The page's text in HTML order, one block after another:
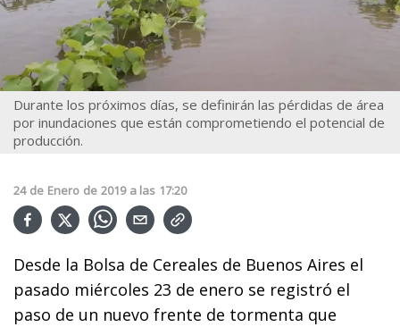
Durante los próximos días, se definirán las pérdidas de área
por inundaciones que están comprometiendo el potencial de
producción.
24 de Enero de 2019 a las 17:20
Desde la Bolsa de Cereales de Buenos Aires el
pasado miércoles 23 de enero se registró el
paso de un nuevo frente de tormenta que